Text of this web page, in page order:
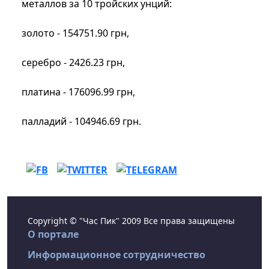
металлов за 10 тройских унций:
золото - 154751.90 грн,
серебро - 2426.23 грн,
платина - 176096.99 грн,
палладий - 104946.69 грн.
Copyright © "Час Пик" 2009 Все права защищены
О портале
Информационное сотрудничество